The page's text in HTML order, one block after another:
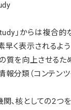
」からは複合的
早く表示されるよう
質を向上させるた
報分類（コンテン
関、核としての2つ